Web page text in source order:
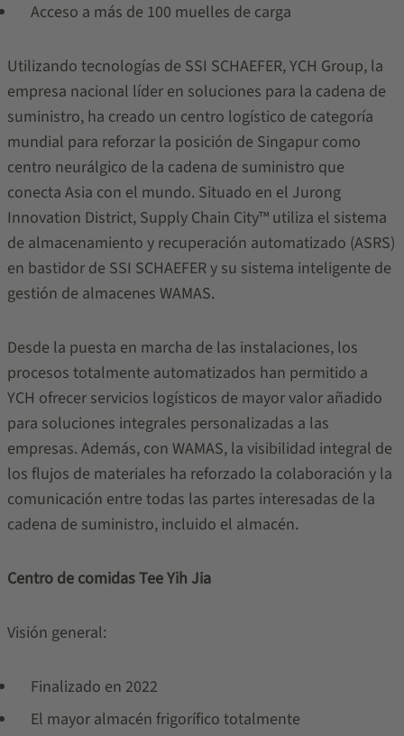
Acceso a más de 100 muelles de carga
Utilizando tecnologías de SSI SCHAEFER, YCH Group, la
empresa nacional líder en soluciones para la cadena de
suministro, ha creado un centro logístico de categoría
mundial para reforzar la posición de Singapur como
centro neurálgico de la cadena de suministro que
conecta Asia con el mundo. Situado en el Jurong
Innovation District, Supply Chain City™ utiliza el sistema
de almacenamiento y recuperación automatizado (ASRS)
en bastidor de SSI SCHAEFER y su sistema inteligente de
gestión de almacenes WAMAS.
Desde la puesta en marcha de las instalaciones, los
procesos totalmente automatizados han permitido a
YCH ofrecer servicios logísticos de mayor valor añadido
para soluciones integrales personalizadas a las
empresas. Además, con WAMAS, la visibilidad integral de
los flujos de materiales ha reforzado la colaboración y la
comunicación entre todas las partes interesadas de la
cadena de suministro, incluido el almacén.
Centro de comidas Tee Yih Jia
Visión general:
Finalizado en 2022
El mayor almacén frigorífico totalmente